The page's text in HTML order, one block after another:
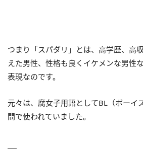
つまり「スパダリ」とは、高学歴、高
えた男性、性格も良くイケメンな男性
表現なのです。
元々は、腐女子用語としてBL（ボーイ
間で使われていました。